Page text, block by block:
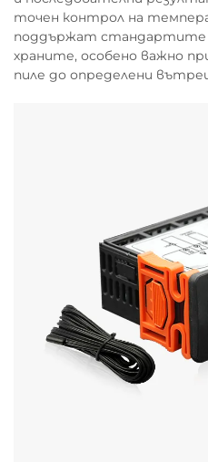
точен контрол на
поддържат стандартите
храните, особено важно
пиле до определени